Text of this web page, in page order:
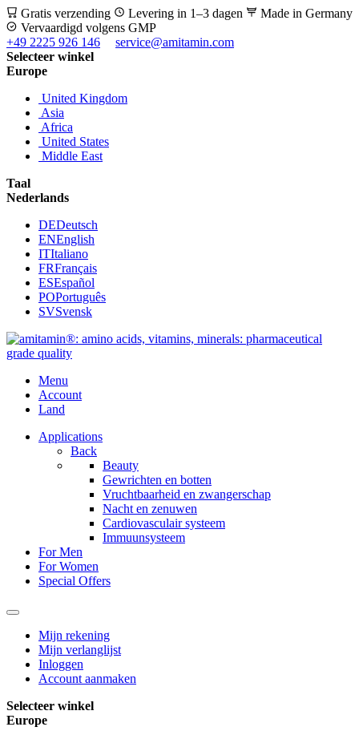
Gratis verzending Levering in 1–3 dagen
Made in Germany
Vervaardigd volgens GMP
+49 2225 926 146
service@amitamin.com
Selecteer winkel
Europe
United Kingdom
Asia
Africa
United States
Middle East
Taal
Nederlands
DEDeutsch
ENEnglish
ITItaliano
FRFrançais
ESEspañol
POPortuguês
SVSvensk
Menu
Account
Land
Applications
Back
Beauty
Gewrichten en botten
Vruchtbaarheid en zwangerschap
Nacht en zenuwen
Cardiovasculair systeem
Immuunsysteem
For Men
For Women
Special Offers
Mijn rekening
Mijn verlanglijst
Inloggen
Account aanmaken
Selecteer winkel
Europe